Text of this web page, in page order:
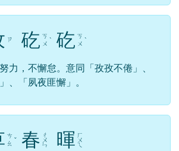
ㄗ 矻 ㄎ
ㄨ ˋ 矻 ㄎ
ㄨ ˋ
力，不懈怠。意同「孜孜不倦」、
、「夙夜匪懈」。
ㄘ
ㄠ ˇ 春 ㄔ
ㄨ
ㄣ 暉 ㄏ
ㄨ
ㄟ